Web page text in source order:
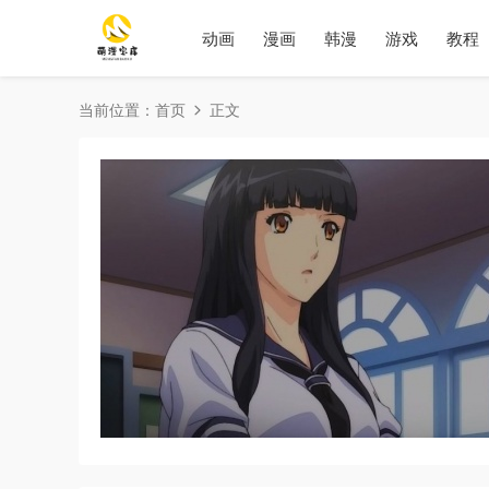
动画 漫画 韩漫 游戏 教程
当前位置： 首页 正文